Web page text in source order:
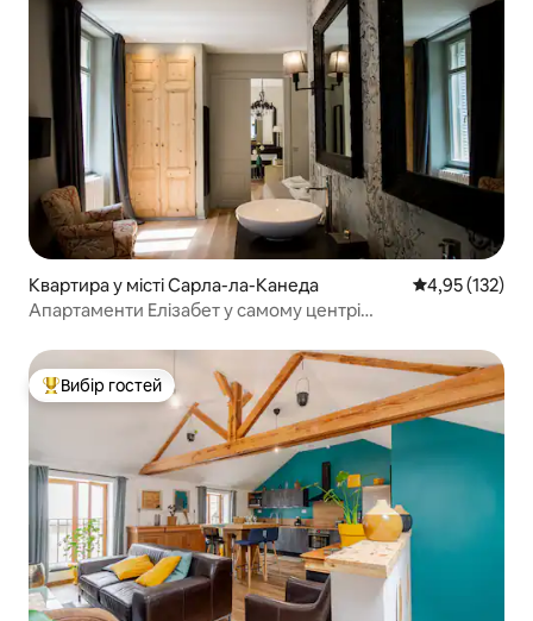
Квартира у місті Сарла-ла-Канеда Середня
4,95 (132)
Апартаменти Елізабет у самому центрі
Топ вибір гостей
Вибір гостей